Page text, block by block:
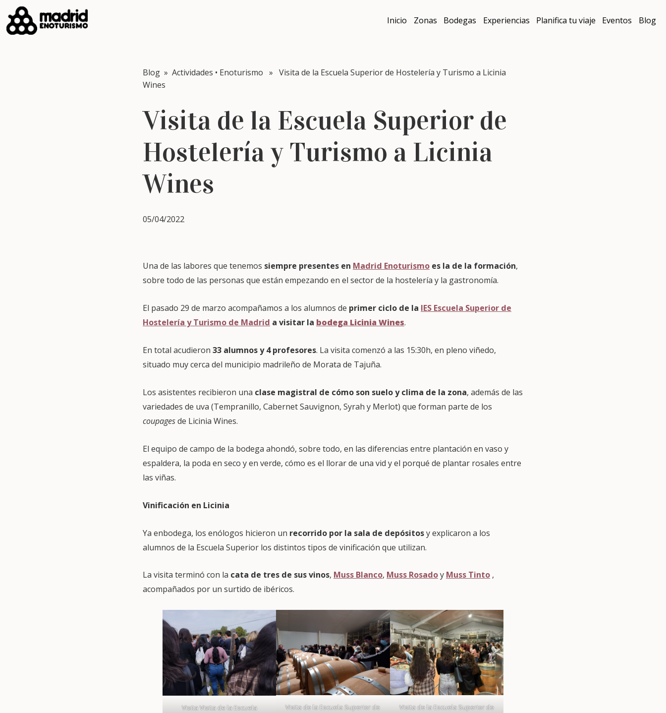
Inicio Zonas Bodegas Experiencias Planifica tu viaje Eventos Blog
Blog » Actividades • Enoturismo » Visita de la Escuela Superior de Hostelería y Turismo a Licinia
Wines
Visita de la Escuela Superior de
Hostelería y Turismo a Licinia
Wines
05/04/2022
Una de las labores que tenemos siempre presentes en Madrid Enoturismo es la de la formación,
sobre todo de las personas que están empezando en el sector de la hostelería y la gastronomía.
El pasado 29 de marzo acompañamos a los alumnos de primer ciclo de la IES Escuela Superior de
Hostelería y Turismo de Madrid a visitar la bodega Licinia Wines.
En total acudieron 33 alumnos y 4 profesores. La visita comenzó a las 15:30h, en pleno viñedo,
situado muy cerca del municipio madrileño de Morata de Tajuña.
Los asistentes recibieron una clase magistral de cómo son suelo y clima de la zona, además de las
variedades de uva (Tempranillo, Cabernet Sauvignon, Syrah y Merlot) que forman parte de los
coupagesde Licinia Wines.
El equipo de campo de la bodega ahondó, sobre todo, en las diferencias entre plantación en vaso y
espaldera, la poda en seco y en verde, cómo es el llorar de una vid y el porqué de plantar rosales entre
las viñas.
Vinificación en Licinia
Ya enbodega, los enólogos hicieron un recorrido por la sala de depósitosy explicaron a los
alumnos de la Escuela Superior los distintos tipos de vinificación que utilizan.
La visita terminó con la cata de tres de sus vinos, Muss Blanco, Muss Rosadoy Muss Tinto ,
acompañados por un surtido de ibéricos.
Visita Visita de la Escuela
Visita de la Escuela Superior de
Visita de la Escuela Superior de